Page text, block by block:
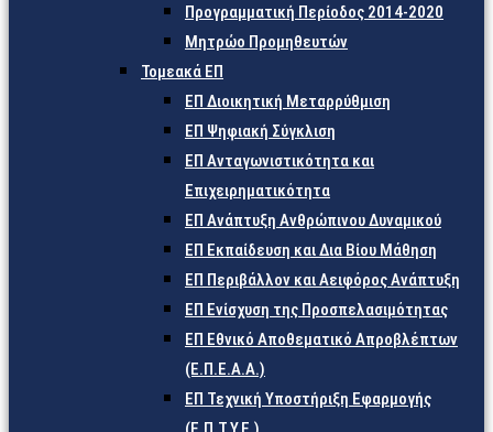
Προγραμματική Περίοδος 2014-2020
Μητρώο Προμηθευτών
Τομεακά ΕΠ
ΕΠ Διοικητική Μεταρρύθμιση
ΕΠ Ψηφιακή Σύγκλιση
ΕΠ Ανταγωνιστικότητα και
Επιχειρηματικότητα
ΕΠ Ανάπτυξη Ανθρώπινου Δυναμικού
ΕΠ Εκπαίδευση και Δια Βίου Μάθηση
ΕΠ Περιβάλλον και Αειφόρος Ανάπτυξη
ΕΠ Ενίσχυση της Προσπελασιμότητας
ΕΠ Εθνικό Αποθεματικό Απροβλέπτων
(Ε.Π.Ε.Α.Α.)
ΕΠ Τεχνική Υποστήριξη Εφαρμογής